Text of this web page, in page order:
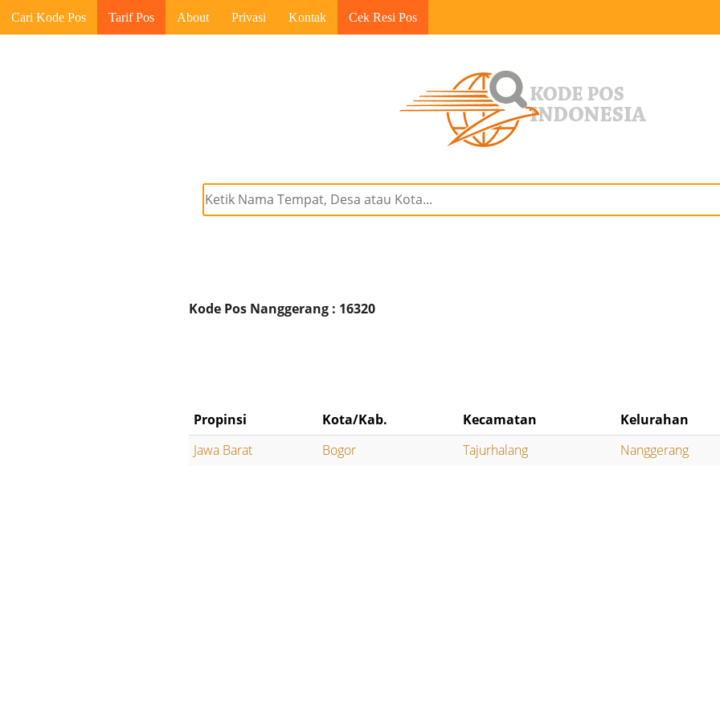
Cari Kode Pos Tarif Pos About Privasi Kontak Cek Resi Pos
Kode Pos Nanggerang : 16320
Propinsi Kota/Kab. Kecamatan
Kelurahan
Jawa Barat
Bogor Tajurhalang Nanggerang